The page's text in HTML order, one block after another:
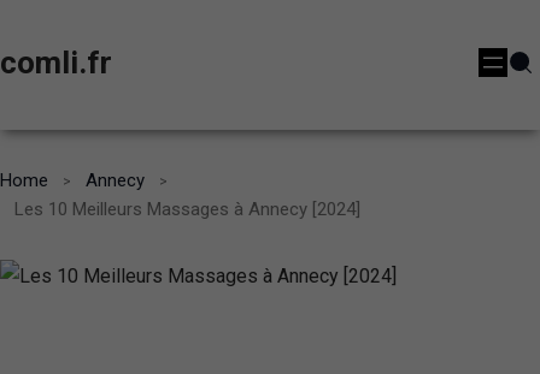
comli.fr
Home
Annecy
Les 10 Meilleurs Massages à Annecy [2024]